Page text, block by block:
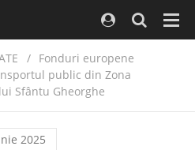
/ Fonduri europene
public din Zona
Sfântu Gheorghe
2025